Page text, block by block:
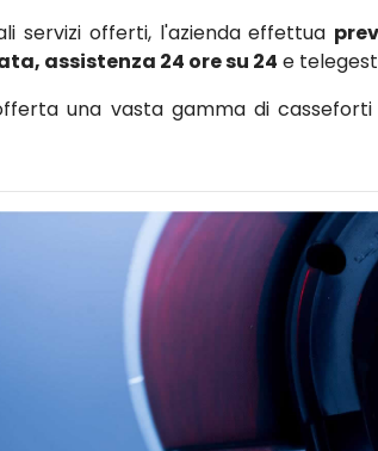
servizi offerti, l'azienda effettua
assistenza 24 ore su 24 e
una vasta gamma di